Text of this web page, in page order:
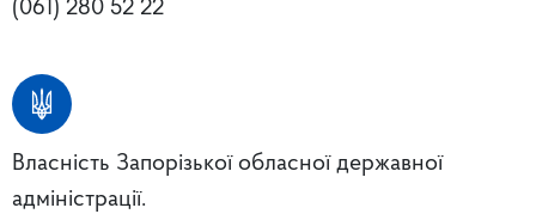
(061) 280 52 22
Власність Запорізької обласної державної
адміністрації.